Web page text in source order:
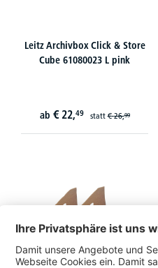
Leitz Archivbox Click & Store
Cube 61080023 L pink
ab € 22,49 statt€ 26,99